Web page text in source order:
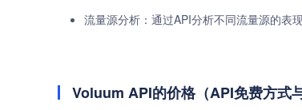
流量源分析：通过API分析不同流量源的表
Voluum API的价格（API免费方式